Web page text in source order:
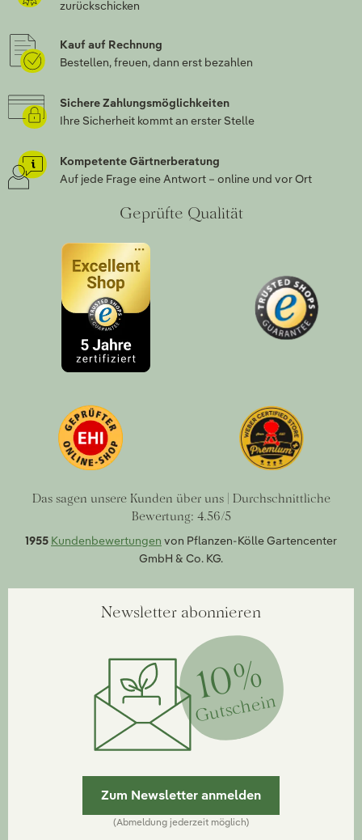
zurückschicken
Kauf auf Rechnung
Bestellen, freuen, dann erst bezahlen
Sichere Zahlungsmöglichkeiten
Ihre Sicherheit kommt an erster Stelle
Kompetente Gärtnerberatung
Auf jede Frage eine Antwort – online und vor Ort
Geprüfte Qualität
Das sagen unsere Kunden über uns | Durchschnittliche
Bewertung: 4.56/5
1955 Kundenbewertungen von Pflanzen-Kölle Gartencenter
GmbH & Co. KG.
Newsletter abonnieren
10%
Gutschein
Zum Newsletter anmelden
(Abmeldung jederzeit möglich)